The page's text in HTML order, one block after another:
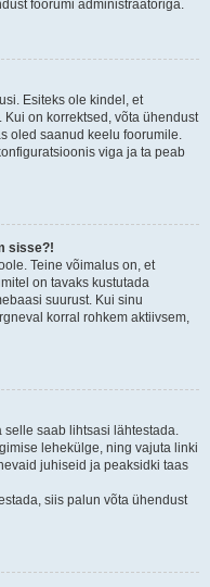
foorumi administraatoriga.
Esiteks ole kindel, et
on korrektsed, võta ühendust
oled saanud keelu foorumile.
viga ja ta peab
sisse?!
Teine võimalus on, et
on tavaks kustutada
suurust. Kui sinu
korral rohkem aktiivsem,
selle saab lihtsasi lähtestada.
lehekülge, ning vajuta linki
juhiseid ja peaksidki taas
siis palun võta ühendust